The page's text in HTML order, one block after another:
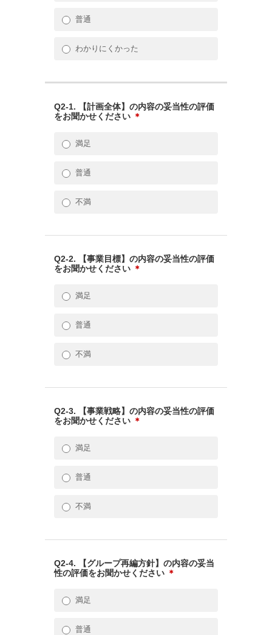
普通
わかりにくかった
Q2-1. 【計画全体】の内容の妥当性の評価
をお聞かせください ＊
満足
普通
不満
Q2-2. 【事業目標】の内容の妥当性の評価
をお聞かせください ＊
満足
普通
不満
Q2-3. 【事業戦略】の内容の妥当性の評価
をお聞かせください ＊
満足
普通
不満
Q2-4. 【グループ再編方針】の内容の妥当
性の評価をお聞かせください ＊
満足
普通